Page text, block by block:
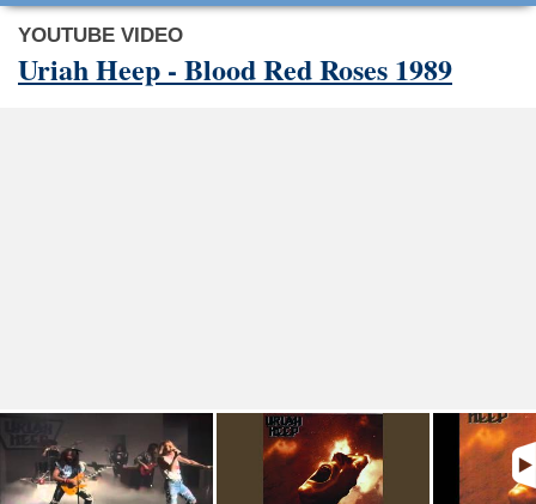
YOUTUBE VIDEO
Uriah Heep - Blood Red Roses 1989